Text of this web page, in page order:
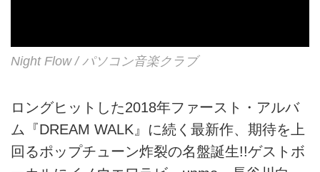
Night Flow / パソコン音楽クラブ
ロングヒットした2018年ファースト・アルバ
ム『DREAM WALK』に続く最新作、期待を上
回るポップチューン炸裂の名盤誕生!!ゲストボ